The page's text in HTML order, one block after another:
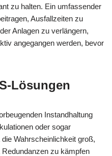
zu halten. Ein umfassender
Ausfallzeiten zu
Anlagen zu verlängern,
angegangen werden, bevor
Lösungen
Instandhaltung
oder sogar
Wahrscheinlichkeit groß,
zu kämpfen